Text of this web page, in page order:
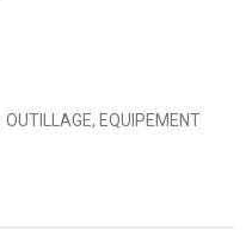
OUTILLAGE, EQUIPEMENT